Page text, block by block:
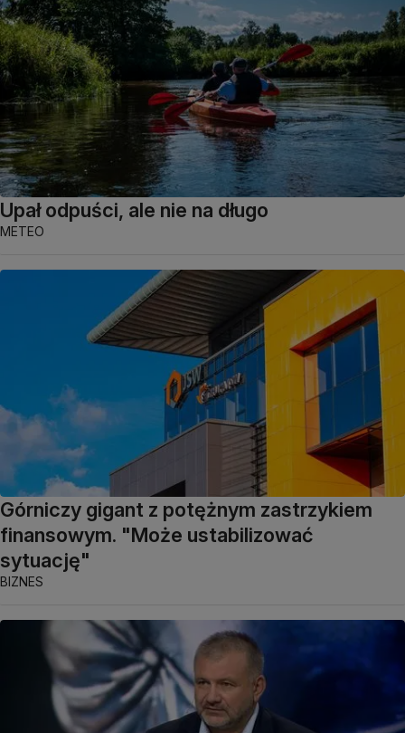
Upał odpuści, ale nie na długo
METEO
Górniczy gigant z potężnym zastrzykiem
finansowym. "Może ustabilizować
sytuację"
BIZNES